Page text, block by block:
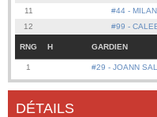
11
#44 -
12
#99 -
RNG H GARDIEN
1 #29 - JOANN
DÉTAILS